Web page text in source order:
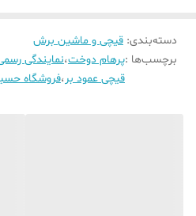
پارچه‌های چندلایه
ابعاد تقریبی
۳۲ × ۴۰ × ۷۶ سانتی‌متر
دسته‌بندی: قیچی و ماشین برش
برچسب‌ها :پرهام دوخت،نمایندگی
قیچی عمود بر،فروشگاه